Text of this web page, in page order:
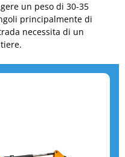
un peso di 30-35
principalmente di
necessita di un